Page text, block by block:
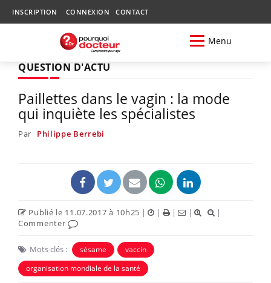
INSCRIPTION CONNEXION CONTACT
Menu
QUESTION D'ACTU
Paillettes dans le vagin : la mode
qui inquiète les spécialistes
Par Philippe Berrebi
Publié le 11.07.2017 à 10h25 | | | |
|
Commenter
Mots clés : sésame
vaccin
organisation mondiale de la santé